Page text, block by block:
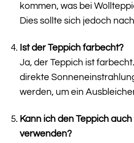
kommen, was bei
Dies sollte sich jedoch
Ist der Teppich farbecht?
Ja, der Teppich ist
direkte
werden, um ein
Kann ich den Teppich
verwenden?